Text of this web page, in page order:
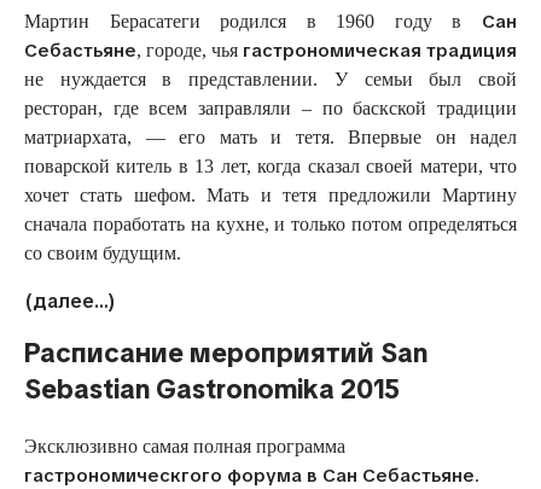
Мартин Берасатеги родился в 1960 году в Сан
Себастьяне, городе, чья гастрономическая традиция
не нуждается в представлении. У семьи был свой
ресторан, где всем заправляли – по баскской традиции
матриархата, — его мать и тетя. Впервые он надел
поварской китель в 13 лет, когда сказал своей матери, что
хочет стать шефом. Мать и тетя предложили Мартину
сначала поработать на кухне, и только потом определяться
со своим будущим.
(далее…)
Расписание мероприятий San
Sebastian Gastronomika 2015
Эксклюзивно самая полная программа
гастрономическгого форума в Сан Себастьяне.